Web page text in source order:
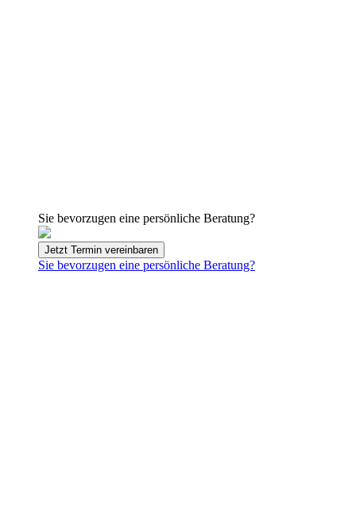
Sie bevorzugen eine persönliche Beratung?
Jetzt Termin vereinbaren
Sie bevorzugen eine persönliche Beratung?